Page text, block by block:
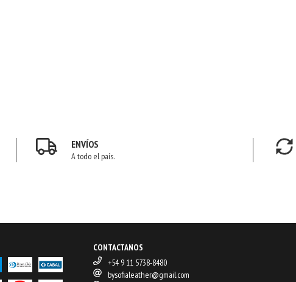
ENVÍOS
A todo el país.
CONTACTANOS
+54 9 11 5738-8480
bysofialeather@gmail.com